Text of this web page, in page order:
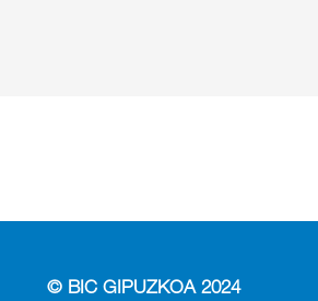
© BIC GIPUZKOA 2024